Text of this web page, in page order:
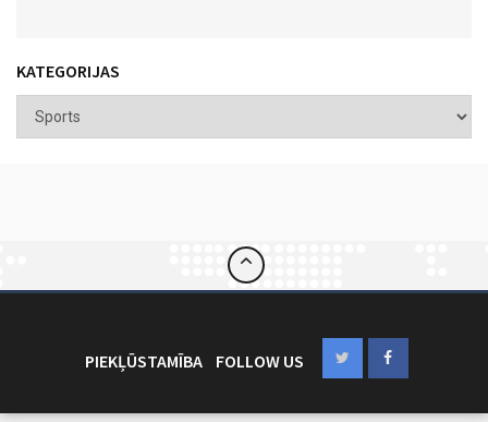
KATEGORIJAS
PIEKĻŪSTAMĪBA FOLLOW US